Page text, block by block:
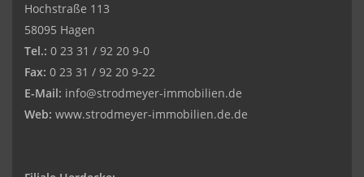
Hochstraße 113
58095 Hagen
Tel.: 0 23 31 / 92 20 9-0
Fax: 0 23 31 / 92 20 9-22
E-Mail: info@strodmeyer-immobilien.de
Web: www.strodmeyer-immobilien.de.de